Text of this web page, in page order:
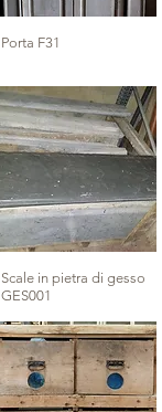
Porta F31
Scale in pietra di gesso
GES001